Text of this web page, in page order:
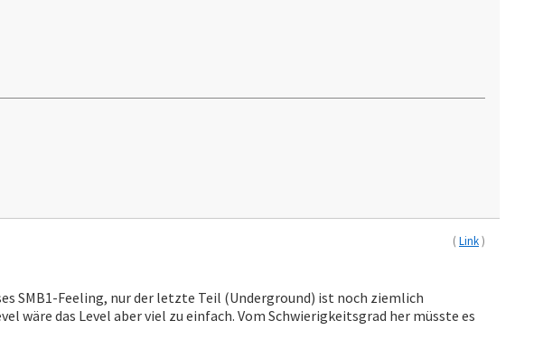
(Link)
SMB1-Feeling, nur der letzte Teil (Underground) ist noch ziemlich
wäre das Level aber viel zu einfach. Vom Schwierigkeitsgrad her müsste es